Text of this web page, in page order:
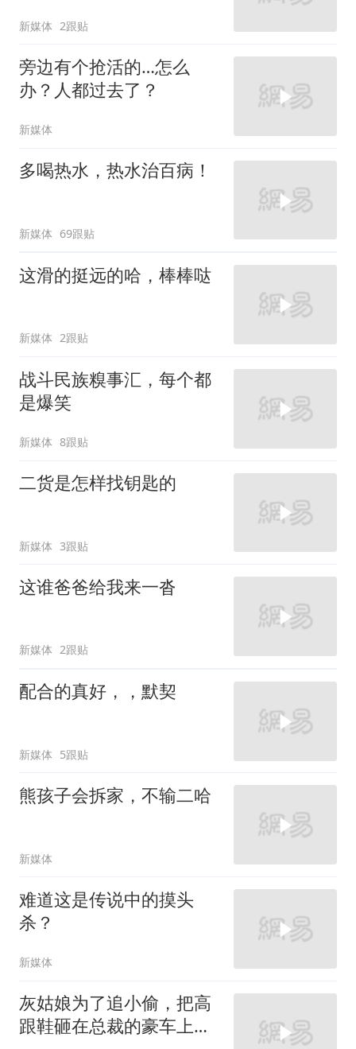
新媒体 2跟贴
旁边有个抢活的…怎么
办？人都过去了？
新媒体
多喝热水，热水治百病！
新媒体 69跟贴
这滑的挺远的哈，棒棒哒
新媒体 2跟贴
战斗民族糗事汇，每个都
是爆笑
新媒体 8跟贴
二货是怎样找钥匙的
新媒体 3跟贴
这谁爸爸给我来一沓
新媒体 2跟贴
配合的真好，，默契
新媒体 5跟贴
熊孩子会拆家，不输二哈
新媒体
难道这是传说中的摸头
杀？
新媒体
灰姑娘为了追小偷，把高
跟鞋砸在总裁的豪车上，